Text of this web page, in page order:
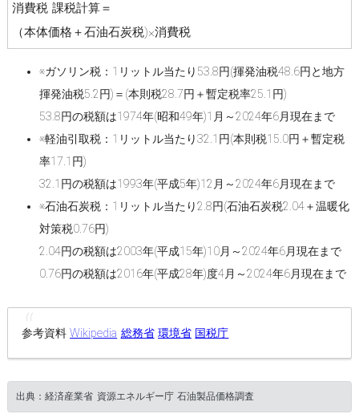
消費税 課税計算＝
（本体価格＋石油石炭税)×消費税
※ガソリン税：1リットル当たり53.8円(揮発油税48.6円と地方
揮発油税5.2円)＝(本則税28.7円＋暫定税率25.1円)
53.8円の税額は1974年(昭和49年)1月～2024年6月現在まで
※軽油引取税：1リットル当たり32.1円(本則税15.0円＋暫定税
率17.1円)
32.1円の税額は1993年(平成5年)12月～2024年6月現在まで
※石油石炭税：1リットル当たり2.8円(石油石炭税2.04＋温暖化
対策税0.76円)
2.04円の税額は2003年(平成15年)10月～2024年6月現在まで
0.76円の税額は2016年(平成28年)度4月～2024年6月現在まで
参考資料Wikipedia 総務省 環境省 国税庁
出典：経済産業省 資源エネルギー庁 石油製品価格調査